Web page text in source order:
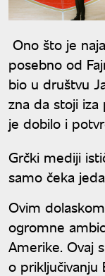
Ono što je
posebno od
bio u društvu
zna da stoji iza
je dobilo i
Grčki mediji
samo čeka
Ovim
ogromne
Amerike. Ovaj
o priključivanju